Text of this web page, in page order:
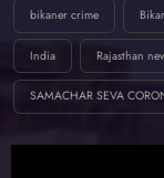
bikaner crime
India Rajasthan
SAMACHAR SEVA